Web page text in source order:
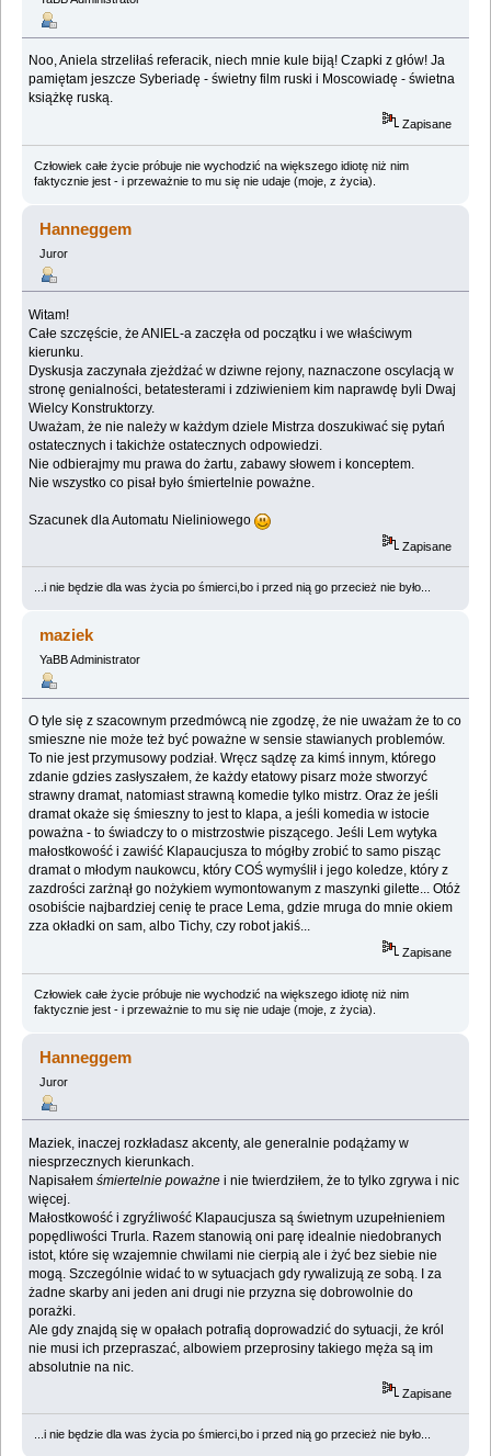
Noo, Aniela strzeliłaś referacik, niech mnie kule biją! Czapki z głów! Ja
pamiętam jeszcze Syberiadę - świetny film ruski i Moscowiadę - świetna
książkę ruską.
Zapisane
Człowiek całe życie próbuje nie wychodzić na większego idiotę niż nim
faktycznie jest - i przeważnie to mu się nie udaje (moje, z życia).
Hanneggem
Juror
Witam!
Całe szczęście, że ANIEL-a zaczęła od początku i we właściwym
kierunku.
Dyskusja zaczynała zjeżdżać w dziwne rejony, naznaczone oscylacją w
stronę genialności, betatesterami i zdziwieniem kim naprawdę byli Dwaj
Wielcy Konstruktorzy.
Uważam, że nie należy w każdym dziele Mistrza doszukiwać się pytań
ostatecznych i takichże ostatecznych odpowiedzi.
Nie odbierajmy mu prawa do żartu, zabawy słowem i konceptem.
Nie wszystko co pisał było śmiertelnie poważne.
Szacunek dla Automatu Nieliniowego
Zapisane
...i nie będzie dla was życia po śmierci,bo i przed nią go przecież nie było...
maziek
YaBB Administrator
O tyle się z szacownym przedmówcą nie zgodzę, że nie uważam że to co
smieszne nie może też być poważne w sensie stawianych problemów.
To nie jest przymusowy podział. Wręcz sądzę za kimś innym, którego
zdanie gdzies zasłyszałem, że każdy etatowy pisarz może stworzyć
strawny dramat, natomiast strawną komedie tylko mistrz. Oraz że jeśli
dramat okaże się śmieszny to jest to klapa, a jeśli komedia w istocie
poważna - to świadczy to o mistrzostwie piszącego. Jeśli Lem wytyka
małostkowość i zawiść Klapaucjusza to mógłby zrobić to samo pisząc
dramat o młodym naukowcu, który COŚ wymyślił i jego koledze, który z
zazdrości zarżnął go nożykiem wymontowanym z maszynki gilette... Otóż
osobiście najbardziej cenię te prace Lema, gdzie mruga do mnie okiem
zza okładki on sam, albo Tichy, czy robot jakiś...
Zapisane
Człowiek całe życie próbuje nie wychodzić na większego idiotę niż nim
faktycznie jest - i przeważnie to mu się nie udaje (moje, z życia).
Hanneggem
Juror
Maziek, inaczej rozkładasz akcenty, ale generalnie podążamy w
niesprzecznych kierunkach.
Napisałemśmiertelnie poważne i nie twierdziłem, że to tylko zgrywa i nic
więcej.
Małostkowość i zgryźliwość Klapaucjusza są świetnym uzupełnieniem
popędliwości Trurla. Razem stanowią oni parę idealnie niedobranych
istot, które się wzajemnie chwilami nie cierpią ale i żyć bez siebie nie
mogą. Szczególnie widać to w sytuacjach gdy rywalizują ze sobą. I za
żadne skarby ani jeden ani drugi nie przyzna się dobrowolnie do
porażki.
Ale gdy znajdą się w opałach potrafią doprowadzić do sytuacji, że król
nie musi ich przepraszać, albowiem przeprosiny takiego męża są im
absolutnie na nic.
Zapisane
...i nie będzie dla was życia po śmierci,bo i przed nią go przecież nie było...